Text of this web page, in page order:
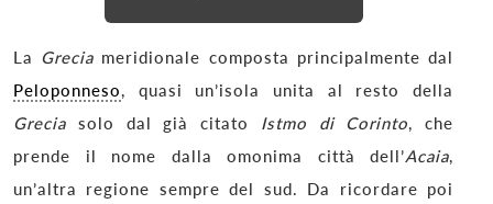
La Grecia meridionale composta principalmente dal
Peloponneso, quasi un’isola unita al resto della
Grecia solo dal già citato Istmo di Corinto, che
prende il nome dalla omonima città dell’Acaia,
un’altra regione sempre del sud. Da ricordare poi